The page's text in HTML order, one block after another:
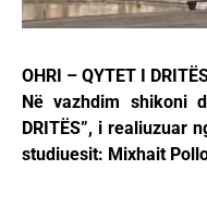
OHRI – QYTET I
Në vazhdim shikoni
DRITËS”, i realiuzuar
studiuesit: Mixhait